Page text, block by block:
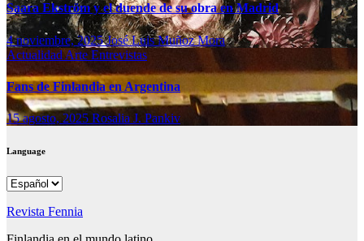
Saara Ekström y el duende de su obra en Madrid
4 noviembre, 2025José Luis Muñoz Mora
ActualidadArte Entrevistas
Fans de Finlandia en Argentina
15 agosto, 2025 Rosalia J. Pankiv
Language
Language
Revista Fennia